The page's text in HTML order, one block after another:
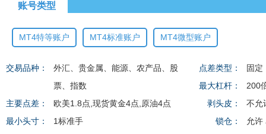
账号类型
MT4特等账户 MT4标准账户 MT4微型账户
交易品种：
外汇、贵金属、能源、农产品、股
票、指数
主要点差：
欧美1.8点,现货黄金4点,原油4点
最小头寸：
1标准手
点差类型：
固定
最大杠杆：
200
剥头皮：
不允
锁仓：
允许